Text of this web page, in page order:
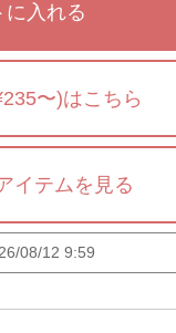
に入れる
〜)はこちら
イテムを見る
08/12 9:59